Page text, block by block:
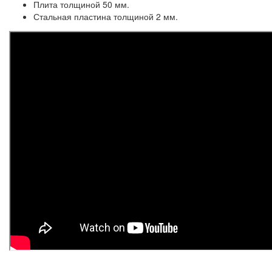
Плита толщиной 50 мм.
Стальная пластина толщиной 2 мм.